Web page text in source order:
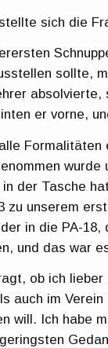
sich die
sollte,
absolvierte,
er vorne,
Formalitäten
wurde
in der Tasche
zu unserem
in die PA-18,
und das war
ob ich lieber
auch im
will. Ich habe